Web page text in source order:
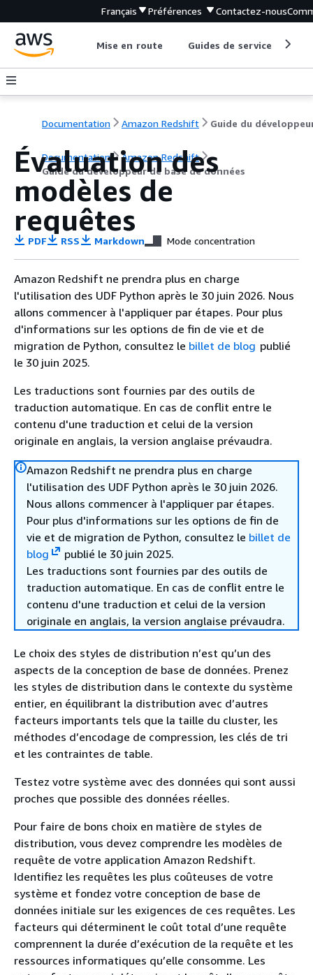
Français Préférences Contactez-nous
Mise en route Guides de service
Documentation Amazon Redshift
Documentation
Amazon Redshift
Guide du développeur de base de données
Évaluation des
modèles de
requêtes
PDF RSS Markdown Mode concentration
Amazon Redshift ne prendra plus en charge
l'utilisation des UDF Python après le 30 juin 2026. Nous
allons commencer à l'appliquer par étapes. Pour plus
d'informations sur les options de fin de vie et de
migration de Python, consultez le billet de blog publié
le 30 juin 2025.
Les traductions sont fournies par des outils de
traduction automatique. En cas de conflit entre le
contenu d'une traduction et celui de la version
originale en anglais, la version anglaise prévaudra.
Amazon Redshift ne prendra plus en charge
l'utilisation des UDF Python après le 30 juin 2026.
Nous allons commencer à l'appliquer par étapes.
Pour plus d'informations sur les options de fin de
vie et de migration de Python, consultez le billet de
blog
publié le 30 juin 2025.
Les traductions sont fournies par des outils de
traduction automatique. En cas de conflit entre le
contenu d'une traduction et celui de la version
originale en anglais, la version anglaise prévaudra.
Le choix des styles de distribution n’est qu’un des
aspects de la conception de base de données. Prenez
les styles de distribution dans le contexte du système
entier, en équilibrant la distribution avec d’autres
facteurs importants tels que la taille du cluster, les
méthodes d’encodage de compression, les clés de tri
et les contraintes de table.
Testez votre système avec des données qui sont aussi
proches que possible des données réelles.
Pour faire de bons choix en matière de styles de
distribution, vous devez comprendre les modèles de
requête de votre application Amazon Redshift.
Identifiez les requêtes les plus coûteuses de votre
système et fondez votre conception de base de
données initiale sur les exigences de ces requêtes. Les
facteurs qui déterminent le coût total d’une requête
comprennent la durée d’exécution de la requête et les
ressources informatiques qu’elle consomme. Les